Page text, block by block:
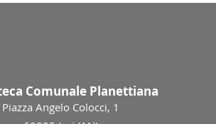
Comunale Planettiana
Piazza Angelo Colocci, 1